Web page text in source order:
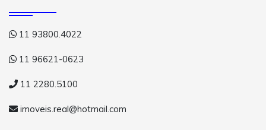
11 93800.4022
11 96621-0623
11 2280.5100
imoveis.real@hotmail.com